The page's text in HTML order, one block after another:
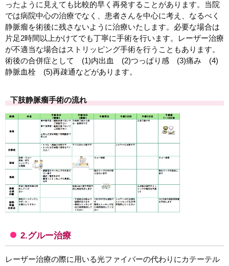
ったように見えても比較的早く再発することがあります。当院
では病院中心の治療でなく、患者さんを中心に考え、なるべく
静脈瘤を術後に残さないように治療いたします。必要な場合は
片足2時間以上かけてでも丁寧に手術を行います。レーザー治療
が不適当な場合はストリッピング手術を行うこともあります。
術後の合併症として (1)内出血 (2)つっぱり感 (3)痛み (4)
静脈血栓 (5)再疎通などがあります。
下肢静脈瘤手術の流れ
2.グルー治療
レーザー治療の際に用いる光ファイバーの代わりにカテーテル